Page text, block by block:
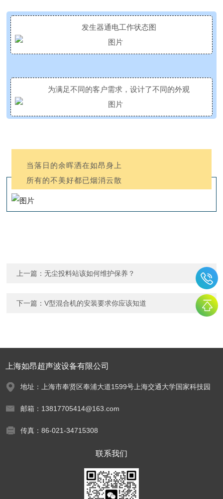
发生器通电工作状态图
为满足不同的客户需求，设计了不同的外观
当落日的余晖洒在如昂身上
所有的不美好都已烟消云散
上一篇：无尘投料站该如何维护保养？
下一篇：V型混合机的安装要求你应该知道
上海如昂超声波设备有限公司
地址：上海市奉贤区奉浦大道1599号上海交通大学国家科技园
邮箱：13817705414@163.com
传真：86-021-34715308
联系我们